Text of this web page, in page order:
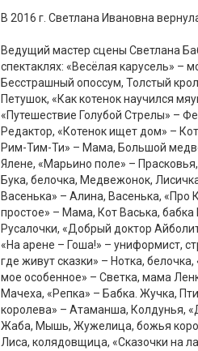
В 2016 г. Светлана Ивановна
Ведущий мастер сцены Светлана
спектаклях: «Весёлая карусель» –
Бесстрашный опоссум, Толстый
Петушок, «Как котенок научился
«Путешествие Голубой Стрелы» –
Редактор, «Котенок ищет дом» –
Рим-Тим-Ти» – Мама, Большой
Ялене, «Марьино поле» –
Бука, белочка, Медвежонок,
Васенька» – Алина, Васенька, «Про
простое» – Мама, Кот Васька,
Русалочки, «Добрый доктор
«На арене – Гоша!» – униформист,
где живут сказки» – Нотка,
мое особенное» – Светка, мама
Мачеха, «Репка» – Бабка. Жучка,
королева» – Атаманша, Колдунья,
Жаба, Мышь, Жужелица, божья
Лиса, колядовщица, «Сказочки на